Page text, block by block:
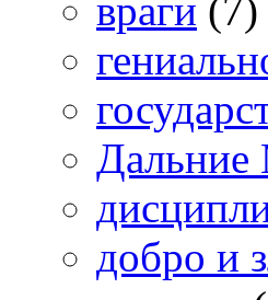
враги (7)
добро и